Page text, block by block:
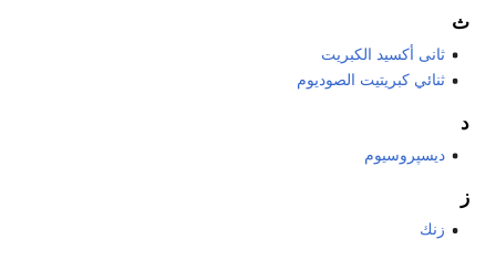
ث
ثانى أكسيد الكبريت
ثنائي كبريتيت الصوديوم
د
ديسپروسيوم
ز
زنك